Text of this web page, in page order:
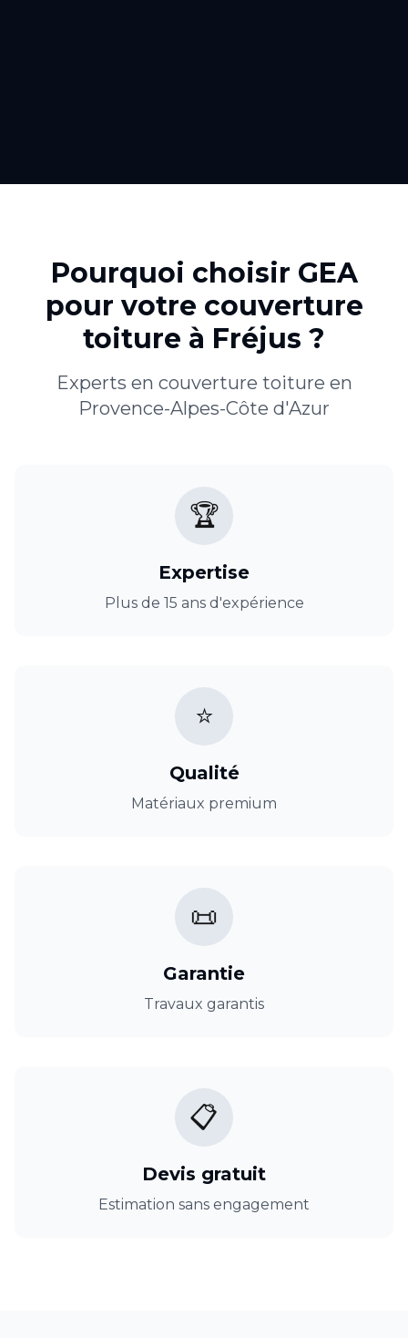
Pourquoi choisir GEA
pour votre couverture
toiture à Fréjus ?
Experts en couverture toiture en
Provence-Alpes-Côte d'Azur
🏆
Expertise
Plus de 15 ans d'expérience
⭐
Qualité
Matériaux premium
📜
Garantie
Travaux garantis
📋
Devis gratuit
Estimation sans engagement